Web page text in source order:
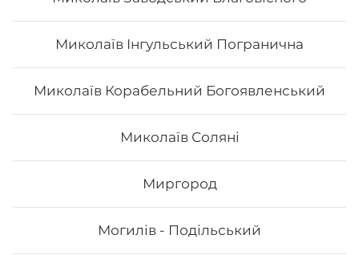
Миколаїв Інгульський Погранична
Миколаїв Корабельний Богоявленський
Миколаїв Соляні
Миргород
Могилів - Подільський